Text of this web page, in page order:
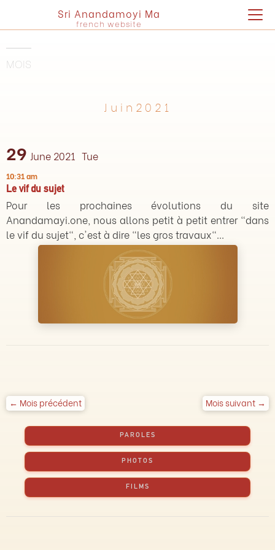
Sri Anandamoyi Ma
french website
MOIS
Juin2021
29 June 2021 Tue
10:31 am
Le vif du sujet
Pour les prochaines évolutions du site
Anandamayi.one, nous allons petit à petit entrer "dans
le vif du sujet", c'est à dire "les gros travaux"...
← Mois précédent Mois suivant →
PAROLES
PHOTOS
FILMS